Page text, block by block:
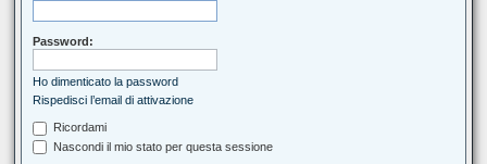
Password:
Ho dimenticato la password
Rispedisci l’email di attivazione
Ricordami
Nascondi il mio stato per questa sessione